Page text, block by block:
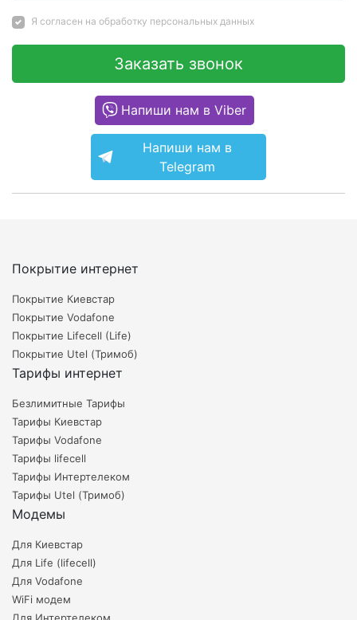
Я согласен на обработку персональных данных
Заказать звонок
Напиши нам в Viber
Напиши нам в
Telegram
Покрытие интернет
Покрытие Киевстар
Покрытие Vodafone
Покрытие Lifecell (Life)
Покрытие Utel (Тримоб)
Тарифы интернет
Безлимитные Тарифы
Тарифы Киевстар
Тарифы Vodafone
Тарифы lifecell
Тарифы Интертелеком
Тарифы Utel (Тримоб)
Модемы
Для Киевстар
Для Life (lifecell)
Для Vodafone
WiFi модем